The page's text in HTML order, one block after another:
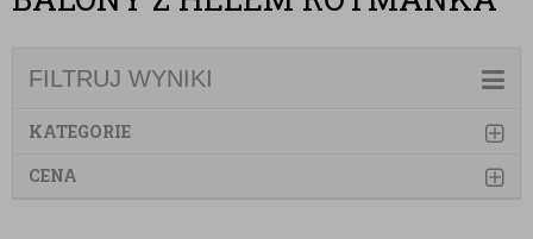
FILTRUJ WYNIKI
KATEGORIE
CENA